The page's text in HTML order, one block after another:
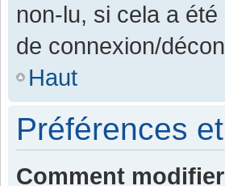
non-lu, si cela a
de connexion/
Haut
Préférences
Comment